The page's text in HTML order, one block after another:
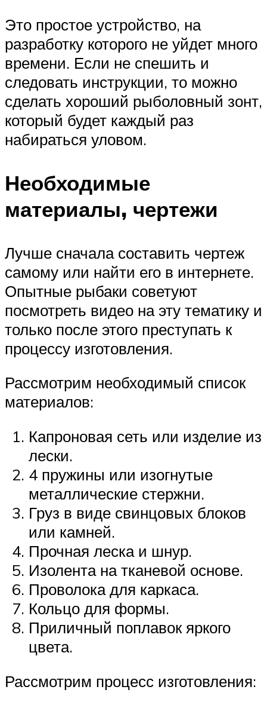
Это простое устройство, на
разработку которого не уйдет много
времени. Если не спешить и
следовать инструкции, то можно
сделать хороший рыболовный зонт,
который будет каждый раз
набираться уловом.
Необходимые
материалы, чертежи
Лучше сначала составить чертеж
самому или найти его в интернете.
Опытные рыбаки советуют
посмотреть видео на эту тематику и
только после этого преступать к
процессу изготовления.
Рассмотрим необходимый список
материалов:
Капроновая сеть или изделие из
лески.
4 пружины или изогнутые
металлические стержни.
Груз в виде свинцовых блоков
или камней.
Прочная леска и шнур.
Изолента на тканевой основе.
Проволока для каркаса.
Кольцо для формы.
Приличный поплавок яркого
цвета.
Рассмотрим процесс изготовления: